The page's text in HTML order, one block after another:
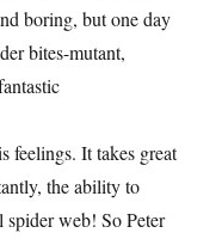
boring, but one day
bites-mutant,
feelings. It takes great
the ability to
spider web! So Peter